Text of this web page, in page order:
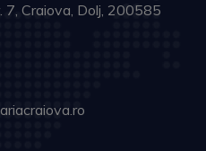
7, Craiova, Dolj, 200585